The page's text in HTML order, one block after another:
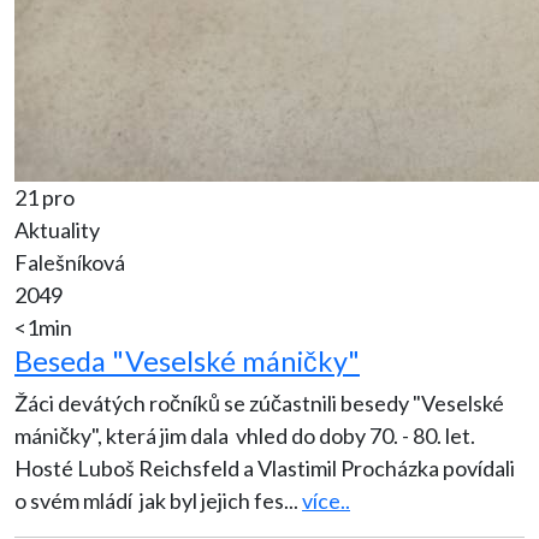
21 pro
Aktuality
Falešníková
2049
<1min
Beseda "Veselské máničky"
Žáci devátých ročníků se zúčastnili besedy "Veselské
máničky", která jim dala vhled do doby 70. - 80. let.
Hosté Luboš Reichsfeld a Vlastimil Procházka povídali
o svém mládí jak byl jejich fes...více..